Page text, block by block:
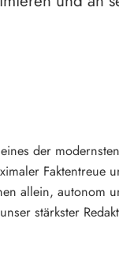
der
allein,
stärkster